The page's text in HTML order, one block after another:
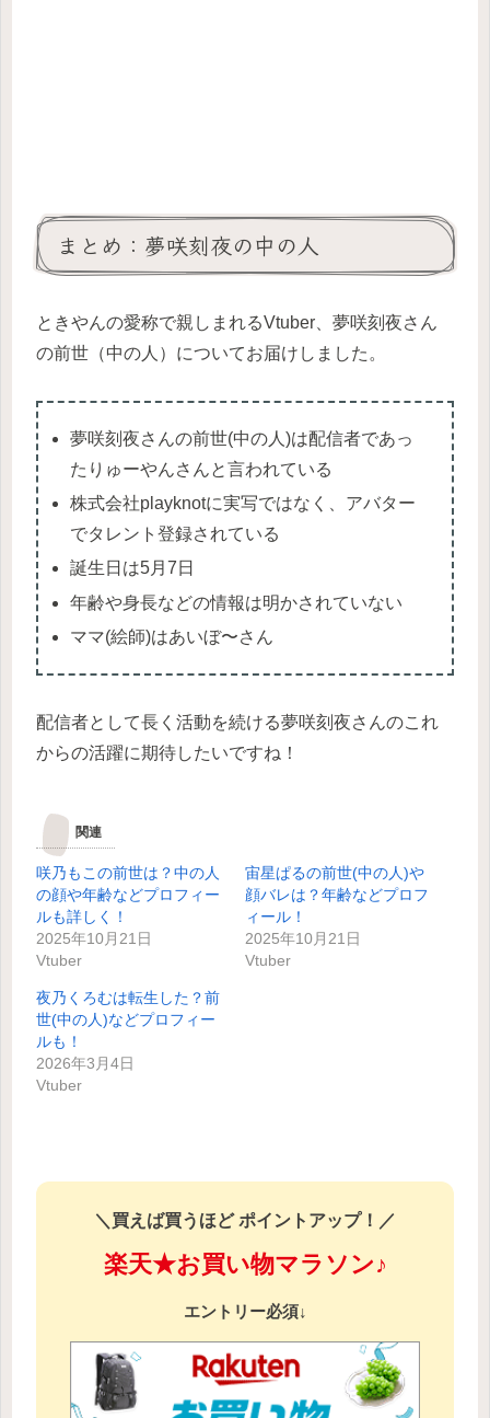
まとめ：夢咲刻夜の中の人
ときやんの愛称で親しまれるVtuber、夢咲刻夜さん
の前世（中の人）についてお届けしました。
夢咲刻夜さんの前世(中の人)は配信者であっ
たりゅーやんさんと言われている
株式会社playknotに実写ではなく、アバター
でタレント登録されている
誕生日は5月7日
年齢や身長などの情報は明かされていない
ママ(絵師)はあいぼ〜さん
配信者として長く活動を続ける夢咲刻夜さんのこれ
からの活躍に期待したいですね！
関連
咲乃もこの前世は？中の人
の顔や年齢などプロフィー
ルも詳しく！
2025年10月21日
Vtuber
宙星ぱるの前世(中の人)や
顔バレは？年齢などプロフ
ィール！
2025年10月21日
Vtuber
夜乃くろむは転生した？前
世(中の人)などプロフィー
ルも！
2026年3月4日
Vtuber
＼買えば買うほど ポイントアップ！／
楽天★お買い物マラソン♪
エントリー必須↓